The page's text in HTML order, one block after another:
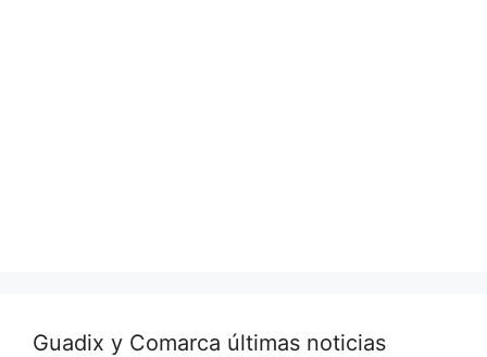
Guadix y Comarca últimas noticias